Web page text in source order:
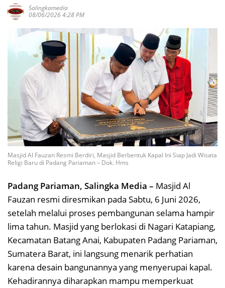
Salingkamedia
08/06/2026 4:28 PM
Masjid Al Fauzan Resmi Berdiri, Masjid Berbentuk Kapal Ini Siap Jadi Wisata
Religi Baru di Padang Pariaman – Dok. Hms
Padang Pariaman, Salingka Media – Masjid Al
Fauzan resmi diresmikan pada Sabtu, 6 Juni 2026,
setelah melalui proses pembangunan selama hampir
lima tahun. Masjid yang berlokasi di Nagari Katapiang,
Kecamatan Batang Anai, Kabupaten Padang Pariaman,
Sumatera Barat, ini langsung menarik perhatian
karena desain bangunannya yang menyerupai kapal.
Kehadirannya diharapkan mampu memperkuat